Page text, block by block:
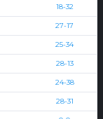
18-32
27-17
25-34
28-13
24-38
28-31